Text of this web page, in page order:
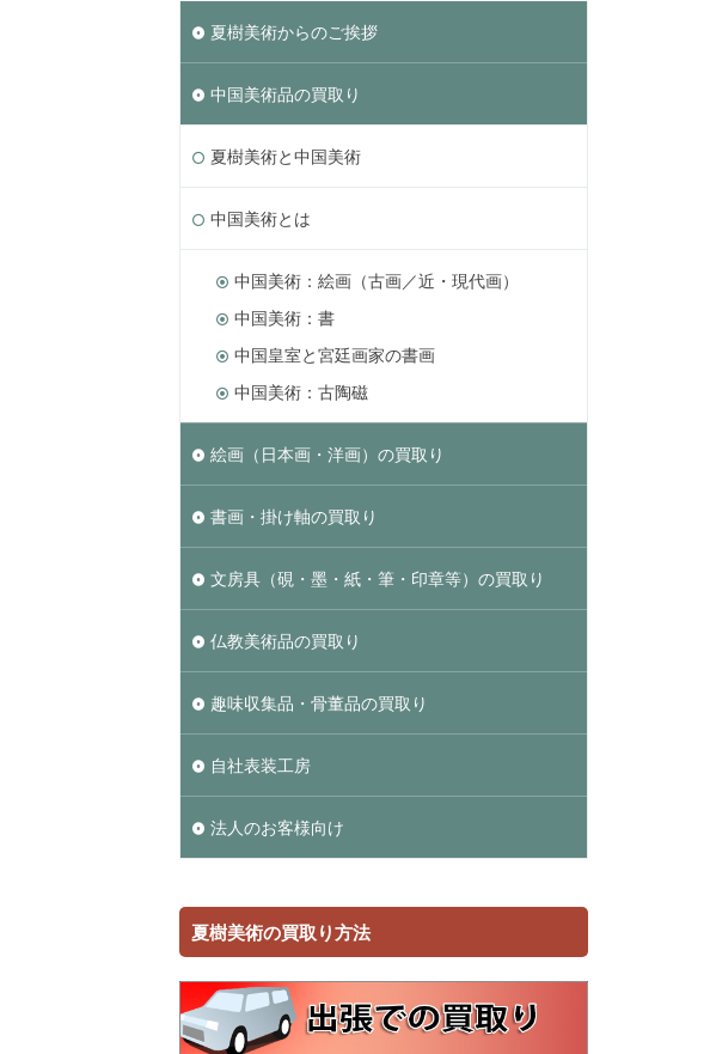
夏樹美術からのご挨拶
中国美術品の買取り
夏樹美術と中国美術
中国美術とは
中国美術：絵画（古画／近・現代画）
中国美術：書
中国皇室と宮廷画家の書画
中国美術：古陶磁
絵画（日本画・洋画）の買取り
書画・掛け軸の買取り
文房具（硯・墨・紙・筆・印章等）の買取り
仏教美術品の買取り
趣味収集品・骨董品の買取り
自社表装工房
法人のお客様向け
夏樹美術の買取り方法